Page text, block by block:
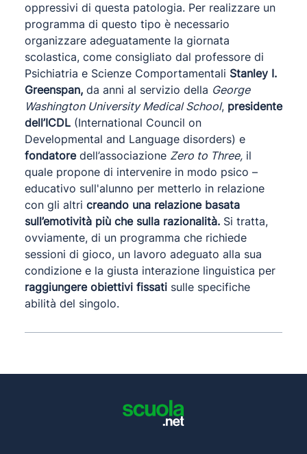
oppressivi di questa patologia. Per realizzare un
programma di questo tipo è necessario
organizzare adeguatamente la giornata
scolastica, come consigliato dal professore di
Psichiatria e Scienze Comportamentali Stanley I.
Greenspan, da anni al servizio della George
Washington University Medical School, presidente
dell’ICDL (International Council on
Developmental and Language disorders) e
fondatoredell’associazione Zero to Three, il
quale propone di intervenire in modo psico –
educativo sull'alunno per metterlo in relazione
con gli altri creando una relazione basata
sull’emotività più che sulla razionalità. Si tratta,
ovviamente, di un programma che richiede
sessioni di gioco, un lavoro adeguato alla sua
condizione e la giusta interazione linguistica per
raggiungere obiettivi fissati sulle specifiche
abilità del singolo.